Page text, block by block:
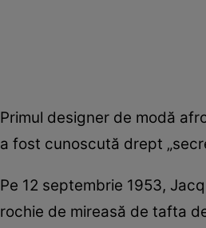
Primul designer de modă
a fost cunoscută drept
Pe 12 septembrie 1953,
rochie de mireasă de tafta